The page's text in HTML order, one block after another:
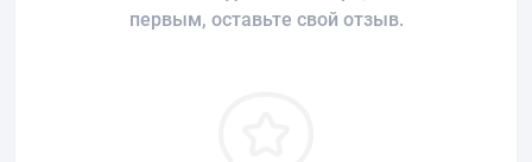
первым, оставьте свой отзыв.